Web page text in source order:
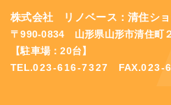
株式会社 リノベース：清住ショ
〒990-0834 山形県山形市清住町
【駐車場：20台】
TEL.023-616-7327 FAX.023-